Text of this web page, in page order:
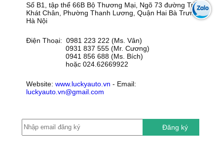
Số B1, tập thể 66B Bộ Thương Mại, Ngõ 73 đường Trần
Khát Chân, Phường Thanh Lương, Quận Hai Bà Trưng,
Hà Nội
Điện Thoại: 0981 223 222 (Ms. Vân)
0931 837 555 (Mr. Cương)
0941 856 688 (Ms. Bích)
hoặc 024.62669922
Website: www.luckyauto.vn - Email:
luckyauto.vn@gmail.com
Đăng ký